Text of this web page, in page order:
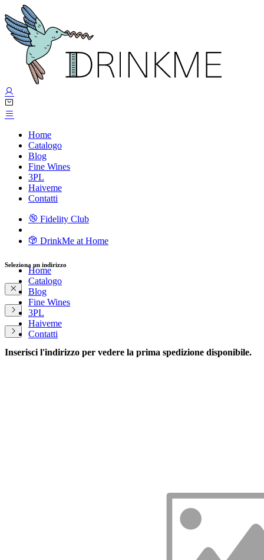
Home
Catalogo
Blog
Fine Wines
3PL
Haiveme
Contatti
Fidelity Club
DrinkMe at Home
Home
Catalogo
Blog
Fine Wines
3PL
Haiveme
Contatti
Seleziona un indirizzo
Inserisci l'indirizzo per vedere la prima spedizione disponibile.